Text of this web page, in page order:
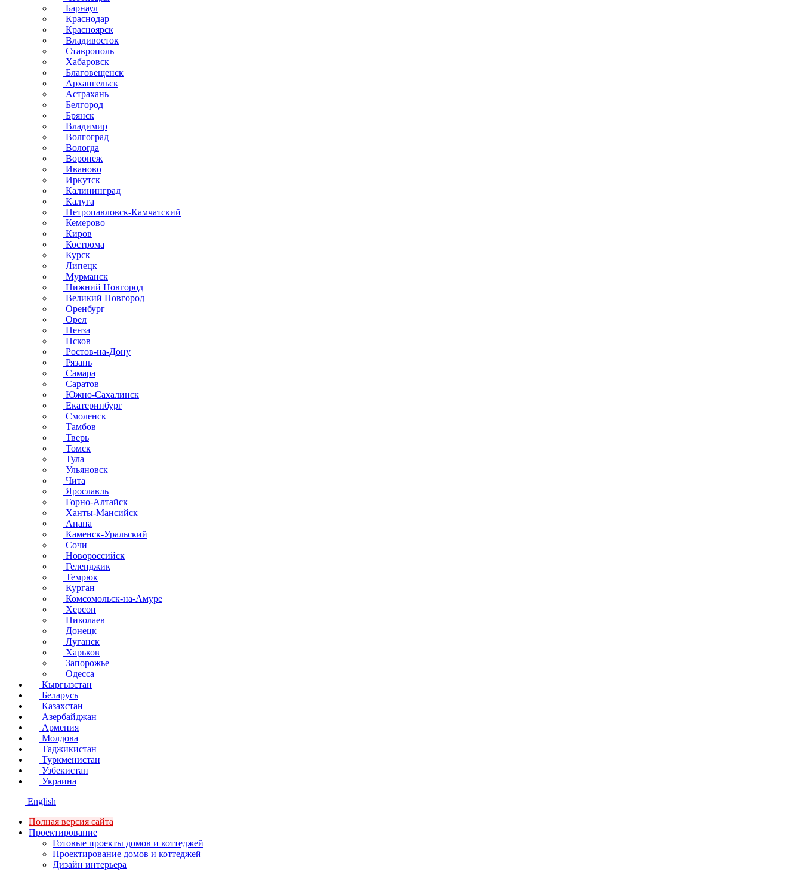
Барнаул
Краснодар
Красноярск
Владивосток
Ставрополь
Хабаровск
Благовещенск
Архангельск
Астрахань
Белгород
Брянск
Владимир
Волгоград
Вологда
Воронеж
Иваново
Иркутск
Калининград
Калуга
Петропавловск-Камчатский
Кемерово
Киров
Кострома
Курск
Липецк
Мурманск
Нижний Новгород
Великий Новгород
Оренбург
Орел
Пенза
Псков
Ростов-на-Дону
Рязань
Самара
Саратов
Южно-Сахалинск
Екатеринбург
Смоленск
Тамбов
Тверь
Томск
Тула
Ульяновск
Чита
Ярославль
Горно-Алтайск
Ханты-Мансийск
Анапа
Каменск-Уральский
Сочи
Новороссийск
Геленджик
Темрюк
Курган
Комсомольск-на-Амуре
Херсон
Николаев
Донецк
Луганск
Харьков
Запорожье
Одесса
Кыргызстан
Беларусь
Казахстан
Азербайджан
Армения
Молдова
Таджикистан
Туркменистан
Узбекистан
Украина
English
Полная версия сайта
Проектирование
Готовые проекты домов и коттеджей
Проектирование домов и коттеджей
Дизайн интерьера